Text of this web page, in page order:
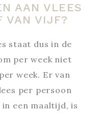
AAN VLEES
VAN VIJF?
staat dus in de
per week niet
week. Er van
per persoon
een maaltijd, is